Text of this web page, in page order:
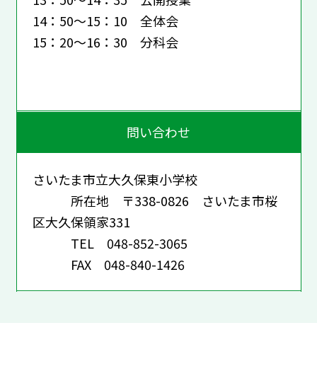
14：50～15：10 全体会
15：20～16：30 分科会
問い合わせ
さいたま市立大久保東小学校
所在地 〒338-0826 さいたま市桜
区大久保領家331
TEL 048-852-3065
FAX 048-840-1426